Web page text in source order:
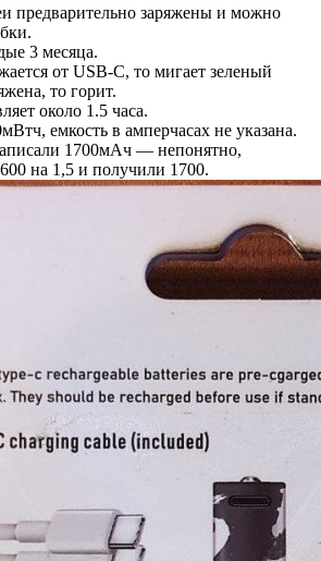
предварительно заряжены и можно
3 месяца.
от USB-C, то мигает зеленый
то горит.
около 1.5 часа.
емкость в амперчасах не указана.
1700мАч — непонятно,
на 1,5 и получили 1700.